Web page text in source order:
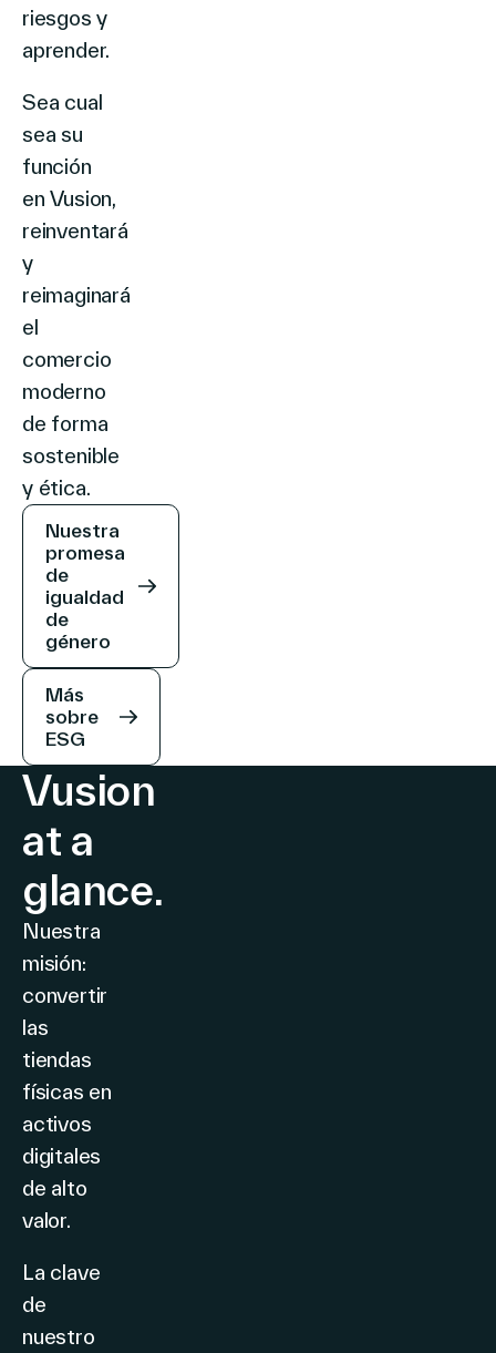
riesgos y
aprender.
Sea cual
sea su
función
en Vusion,
reinventará
y
reimaginará
el
comercio
moderno
de forma
sostenible
y ética.
Nuestra
promesa
de
igualdad
de
género
Más
sobre
ESG
Vusion
at a
glance.
Nuestra
misión:
convertir
las
tiendas
físicas en
activos
digitales
de alto
valor.
La clave
de
nuestro